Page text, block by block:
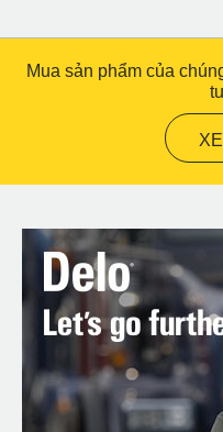
Mua sản phẩm của